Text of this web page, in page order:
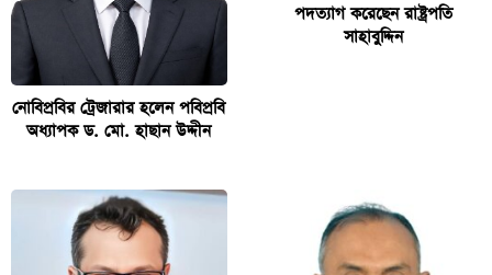
নোবিপ্রবির ট্রেজারার হলেন পবিপ্রবি
অধ্যাপক ড. মো. হাছান উদ্দীন
পদত্যাগ করেছেন রাষ্ট্রপতি
সাহাবুদ্দিন